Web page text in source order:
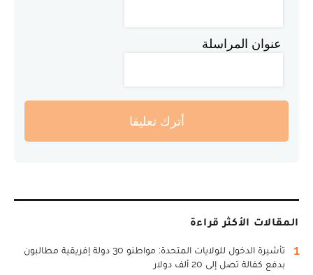
عنوان المراسلة
أترك تعليقا
المقالات الأكثر قراءة
1
تأشيرة الدخول للولايات المتحدة: مواطنو 30 دولة إفريقية مطالبون
بدفع كفالة تصل إلى 20 ألف دولار